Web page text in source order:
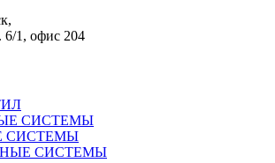
6/1, офис 204
СИСТЕМЫ
СИСТЕМЫ
СИСТЕМЫ